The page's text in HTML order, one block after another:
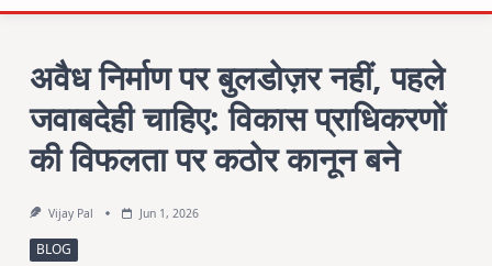
अवैध निर्माण पर बुलडोज़र नहीं, पहले
जवाबदेही चाहिए: विकास प्राधिकरणों
की विफलता पर कठोर कानून बने
Vijay Pal Jun 1, 2026
BLOG